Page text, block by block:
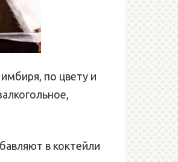
по цвету и
в коктейли